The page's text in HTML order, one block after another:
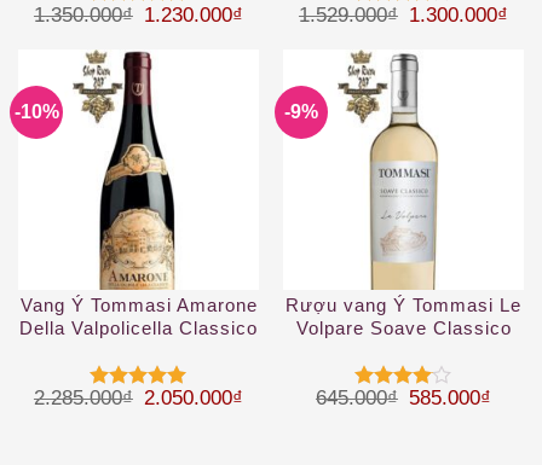
Được xếp
sao
1.350.000₫ Giá gốc là: 1.350.000₫.
1.230.000₫ Giá hiện tại là: 1.230.000₫.
Được
45 sao
1.529.000₫ Giá gốc là:
1.300.000₫
-10%
Vang Ý Tommasi Amarone
Della Valpolicella Classico
Được xếp
2.285.000₫ Giá gốc là: 2.285.000₫.
2.050.000₫ Giá hiện tại là: 2.050.000₫.
-9%
Rượu vang Ý Tommasi Le
Volpare Soave Classico
Được
645.000₫ Giá gốc là:
585.000₫